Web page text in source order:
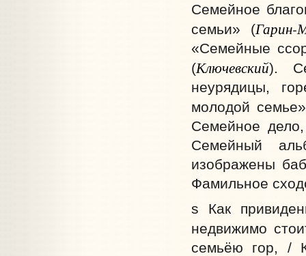
Семейное
семьи» (Гарин-
«Семейные
(Ключевский).
неурядицы,
молодой семье»
Семейное
Семейный
изображены
Фамильное
s Как
недвижимо
семьёю гор, /